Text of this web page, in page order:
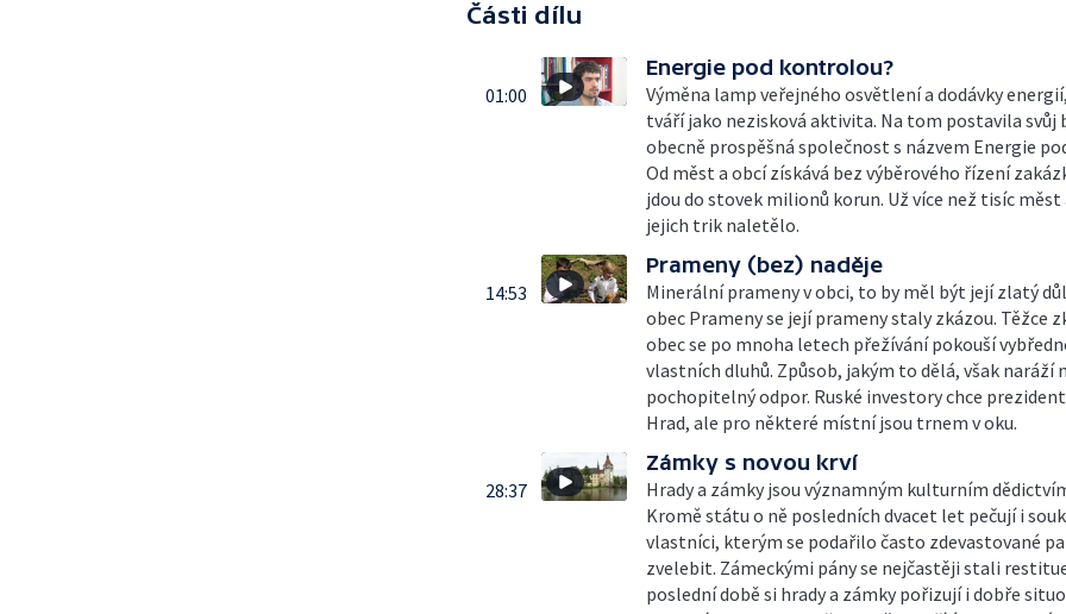
Části dílu
01:00
Energie pod kontrolou?
Výměna lamp veřejného osvětlení a dodávky
tváří jako nezisková aktivita. Na tom postavila svůj
obecně prospěšná společnost s názvem Energie
Od měst a obcí získává bez výběrového řízení
jdou do stovek milionů korun. Už více než tisíc měst
jejich trik naletělo.
14:53
Prameny (bez) naděje
Minerální prameny v obci, to by měl být její zlatý
obec Prameny se její prameny staly zkázou. Těžce
obec se po mnoha letech přežívání pokouší
vlastních dluhů. Způsob, jakým to dělá, však naráží
pochopitelný odpor. Ruské investory chce
Hrad, ale pro některé místní jsou trnem v oku.
28:37
Zámky s novou krví
Hrady a zámky jsou významným kulturním
Kromě státu o ně posledních dvacet let pečují i
vlastníci, kterým se podařilo často zdevastované
zvelebit. Zámeckými pány se nejčastěji stali
poslední době si hrady a zámky pořizují i dobře